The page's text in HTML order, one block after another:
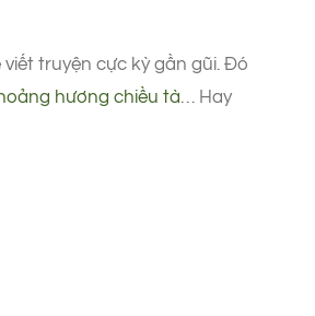
truyện cực kỳ gần gũi. Đó
hương chiều tà… Hay